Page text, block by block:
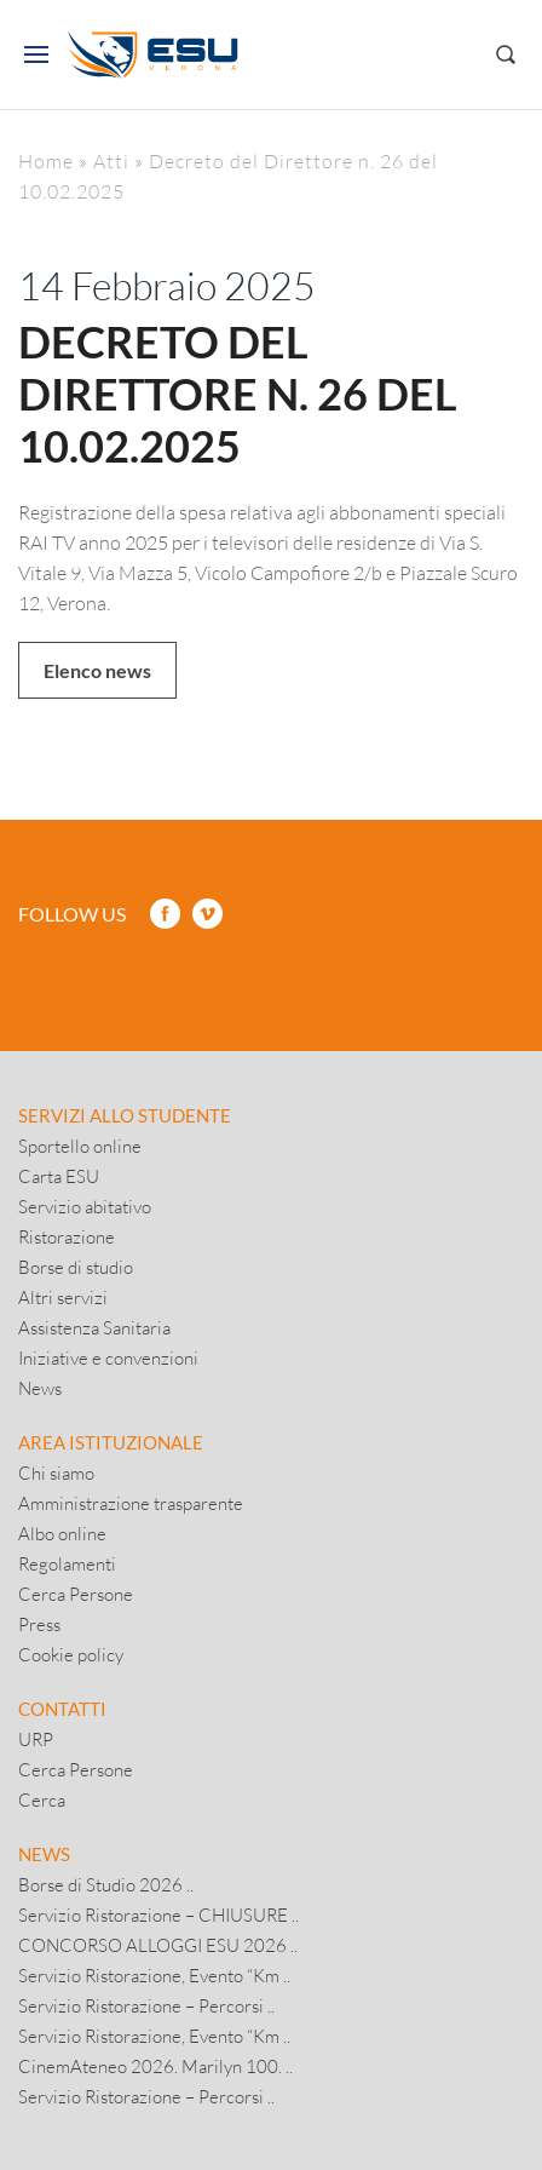
Home » Atti » Decreto del Direttore n. 26 del
10.02.2025
14 Febbraio 2025
DECRETO DEL
DIRETTORE N. 26 DEL
10.02.2025
Registrazione della spesa relativa agli abbonamenti speciali
RAI TV anno 2025 per i televisori delle residenze di Via S.
Vitale 9, Via Mazza 5, Vicolo Campofiore 2/b e Piazzale Scuro
12, Verona.
Elenco news
FOLLOW US
SERVIZI ALLO STUDENTE
Sportello online
Carta ESU
Servizio abitativo
Ristorazione
Borse di studio
Altri servizi
Assistenza Sanitaria
Iniziative e convenzioni
News
AREA ISTITUZIONALE
Chi siamo
Amministrazione trasparente
Albo online
Regolamenti
Cerca Persone
Press
Cookie policy
CONTATTI
URP
Cerca Persone
Cerca
NEWS
Borse di Studio 2026 ..
Servizio Ristorazione – CHIUSURE ..
CONCORSO ALLOGGI ESU 2026 ..
Servizio Ristorazione, Evento “Km ..
Servizio Ristorazione – Percorsi ..
Servizio Ristorazione, Evento “Km ..
CinemAteneo 2026. Marilyn 100. ..
Servizio Ristorazione – Percorsi ..